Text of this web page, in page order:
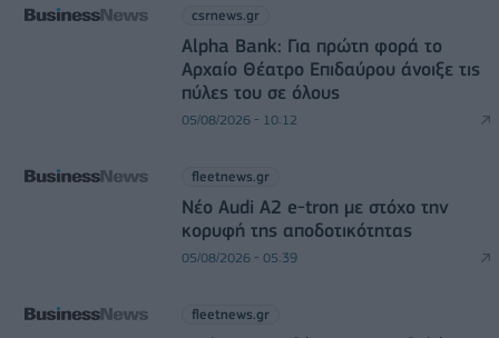
csrnews.gr
Alpha Bank: Για πρώτη φορά το
Αρχαίο Θέατρο Επιδαύρου άνοιξε τις
πύλες του σε όλους
05/08/2026 - 10:12
fleetnews.gr
Νέο Audi A2 e-tron με στόχο την
κορυφή της αποδοτικότητας
05/08/2026 - 05:39
fleetnews.gr